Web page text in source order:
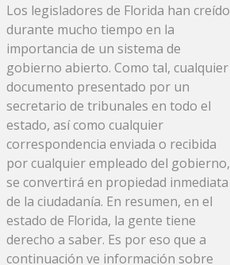
Los legisladores de Florida han creído
durante mucho tiempo en la
importancia de un sistema de
gobierno abierto. Como tal, cualquier
documento presentado por un
secretario de tribunales en todo el
estado, así como cualquier
correspondencia enviada o recibida
por cualquier empleado del gobierno,
se convertirá en propiedad inmediata
de la ciudadanía. En resumen, en el
estado de Florida, la gente tiene
derecho a saber. Es por eso que a
continuación ve información sobre